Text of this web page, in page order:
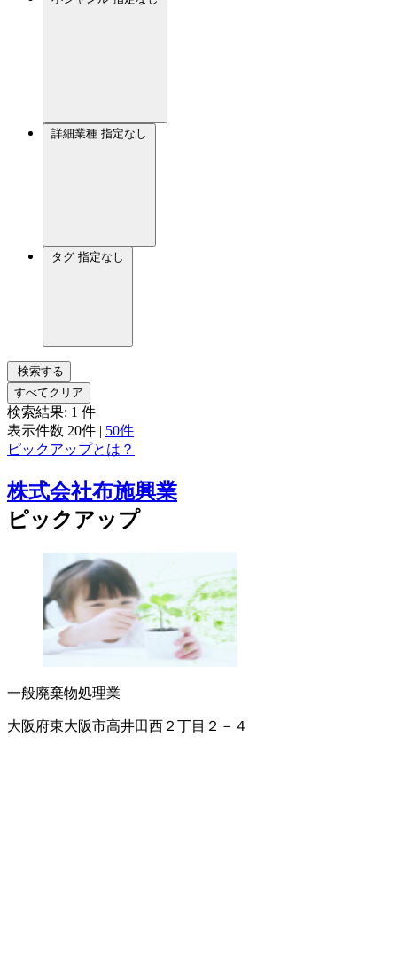
詳細業種 指定なし
タグ 指定なし
検索する
すべてクリア
検索結果: 1 件
表示件数 20件 | 50件
ピックアップとは？
株式会社布施興業
ピックアップ
一般廃棄物処理業
大阪府東大阪市高井田西２丁目２－４